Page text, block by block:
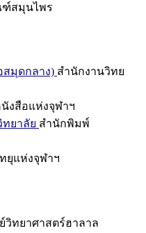
สมุนไพร
สมุดกลาง) สำนักงานวิทย
งสือแห่งจุฬาฯ
ยาลัย สำนักพิมพ์
ยุแห่งจุฬาฯ
วิทยาศาสตร์ฮาลาล